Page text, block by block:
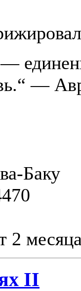
—
Баку
2
II